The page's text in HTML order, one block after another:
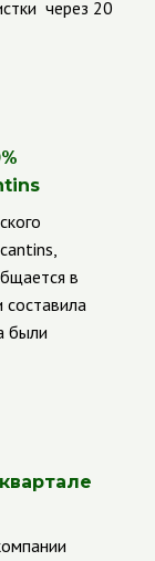
через 20
в
были